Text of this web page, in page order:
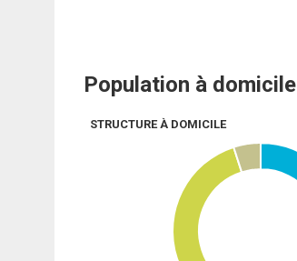
Population à domicile
STRUCTURE À DOMICILE